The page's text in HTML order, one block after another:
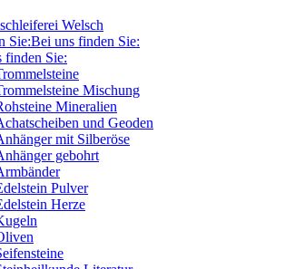
Welsch
Sie:Bei uns finden Sie:
finden Sie:
Mischung
Mineralien
und Geoden
mit Silberöse
gebohrt
Pulver
Herze